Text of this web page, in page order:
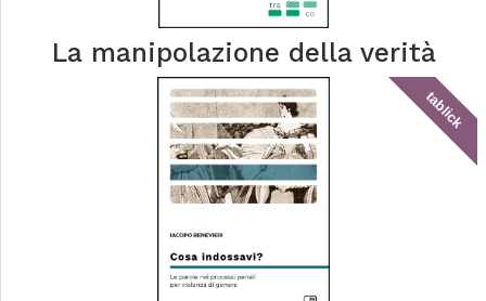
La manipolazione della verità
tablick